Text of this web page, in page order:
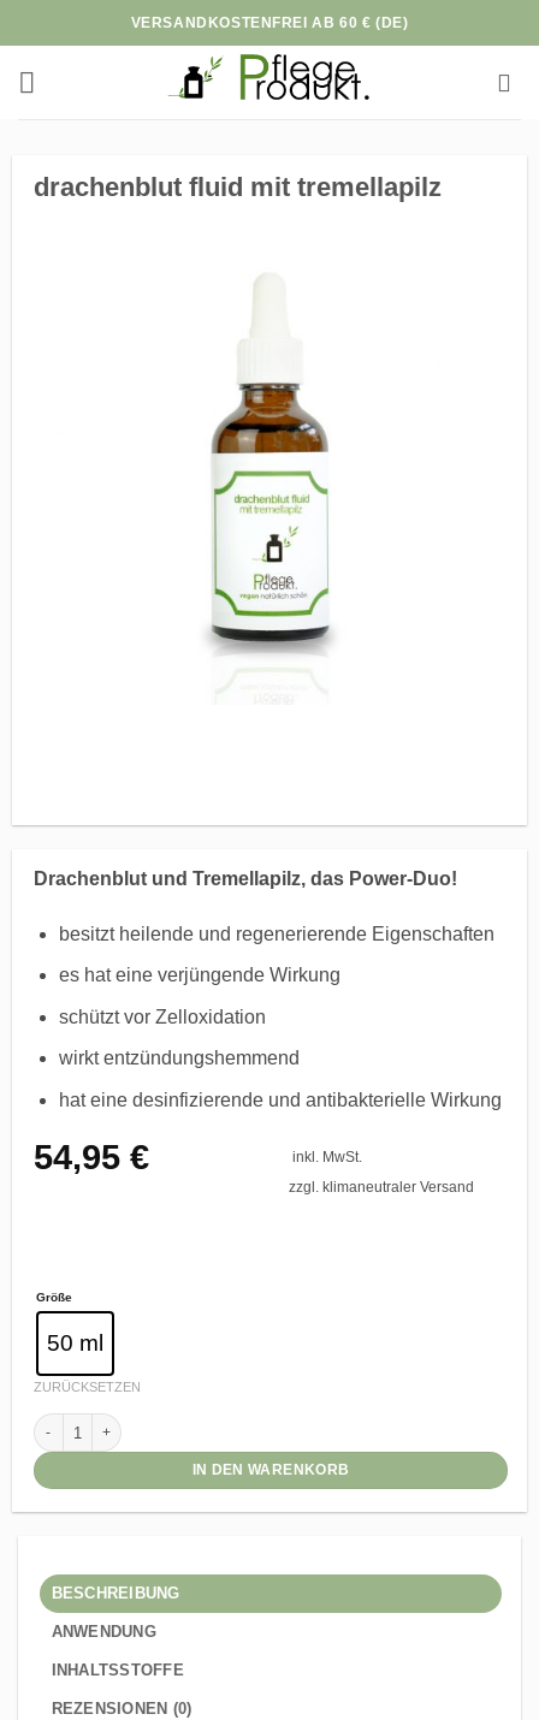
Inhalt
springen
VERSANDKOSTENFREI AB 60 € (DE)
drachenblut fluid mit tremellapilz
Drachenblut und Tremellapilz, das Power-Duo!
besitzt heilende und regenerierende Eigenschaften
es hat eine verjüngende Wirkung
schützt vor Zelloxidation
wirkt entzündungshemmend
hat eine desinfizierende und antibakterielle Wirkung
54,95 €
inkl. MwSt.
zzgl. klimaneutraler Versand
Größe
50 ml
ZURÜCKSETZEN
drachenblut fluid mit tremellapilz Menge
IN DEN WARENKORB
BESCHREIBUNG
ANWENDUNG
INHALTSSTOFFE
REZENSIONEN (0)